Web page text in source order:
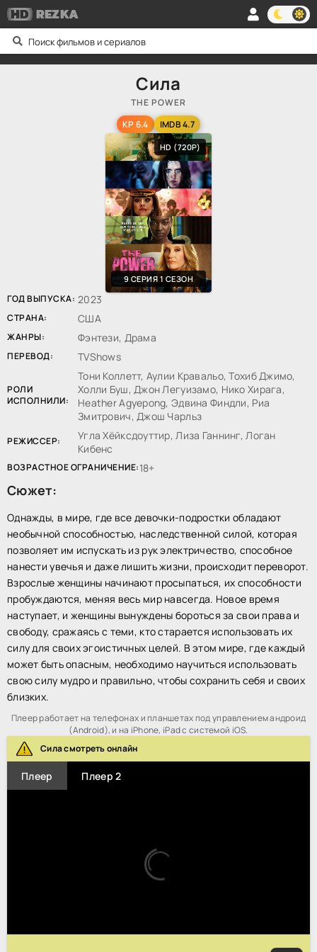
HDREZKA
Сила
THE POWER
KP 6.4
IMDB 4.7
HD (720P)
9 СЕРИЯ 1 СЕЗОН
ГОД ВЫПУСКА: 2023
СТРАНА: США
ЖАНРЫ: Фэнтези, Драма
ПЕРЕВОД: TVShows
РОЛИ
ИСПОЛНИЛИ:
Тони Коллетт, Аулии Кравальо, Тохиб Джимо,
Холли Буш, Джон Легуизамо, Нико Хирага,
Heather Agyepong, Эдвина Финдли, Риа
Змитрович, Джош Чарльз
РЕЖИССЕР:
Угла Хёйксдоуттир, Лиза Ганнинг, Логан
Кибенс
ВОЗРАСТНОЕ ОГРАНИЧЕНИЕ:18+
Сюжет:
Однажды, в мире, где все девочки-подростки обладают
необычной способностью, наследственной силой, которая
позволяет им испускать из рук электричество, способное
нанести увечья и даже лишить жизни, происходит переворот.
Взрослые женщины начинают просыпаться, их способности
пробуждаются, меняя весь мир навсегда. Новое время
наступает, и женщины вынуждены бороться за свои права и
свободу, сражаясь с теми, кто старается использовать их
силу для своих эгоистичных целей. В этом мире, где каждый
может быть опасным, необходимо научиться использовать
свою силу мудро и правильно, чтобы сохранить себя и своих
близких.
Плеер работает на телефонах и планшетах под управлением андроид
(Android), и на iPhone, iPad с системой iOS.
Сила смотреть онлайн
Плеер Плеер 2